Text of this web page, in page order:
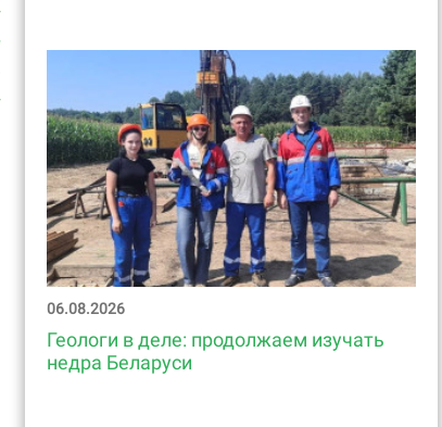
06.08.2026
Геологи в деле: продолжаем изучать
недра Беларуси